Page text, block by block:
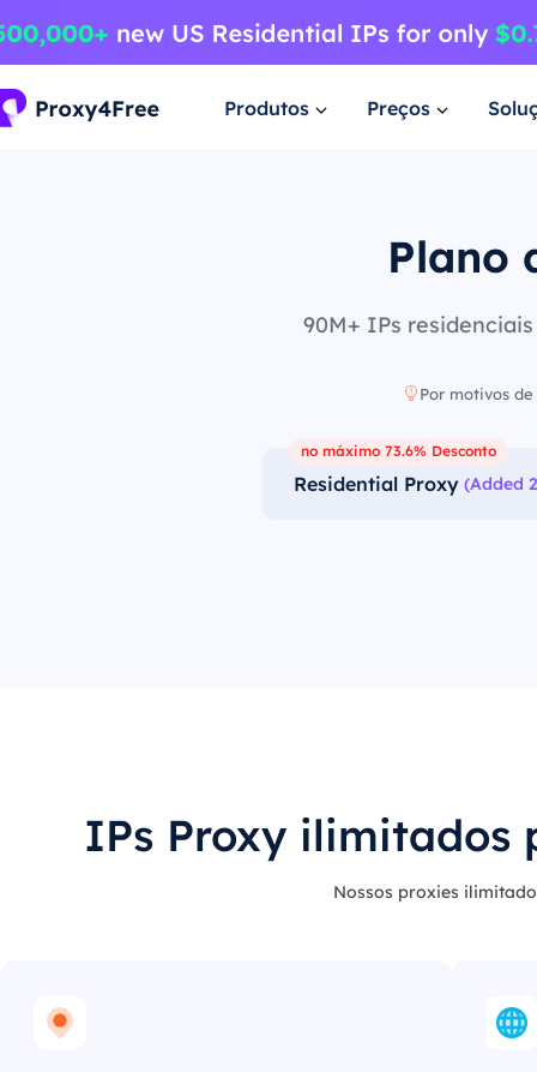
Produtos Preços
Plano
90M+ IPs
Por motivos
Residential Proxy (Added
no máximo 73.6% Desconto
IPs Proxy ilimitados
Nossos proxies